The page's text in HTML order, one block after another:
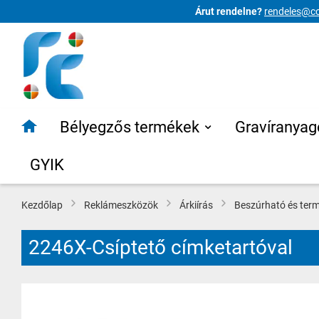
Árut rendelne?
tartalomhoz
Bélyegzős termékek
GYIK
Kezdőlap Reklámeszközök Árkiírás Beszúrható és
2246X-Csíptető címketartóval